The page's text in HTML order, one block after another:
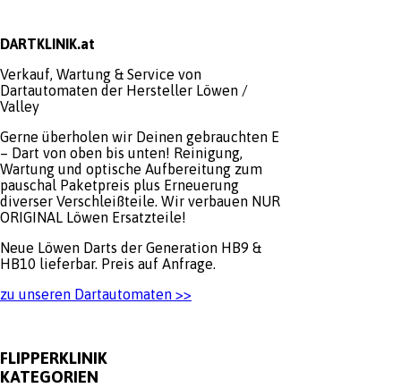
DARTKLINIK.at
Verkauf, Wartung & Service von
Dartautomaten der Hersteller Löwen /
Valley
Gerne überholen wir Deinen gebrauchten E
– Dart von oben bis unten! Reinigung,
Wartung und optische Aufbereitung zum
pauschal Paketpreis plus Erneuerung
diverser Verschleißteile. Wir verbauen NUR
ORIGINAL Löwen Ersatzteile!
Neue Löwen Darts der Generation HB9 &
HB10 lieferbar. Preis auf Anfrage.
zu unseren Dartautomaten >>
FLIPPERKLINIK
KATEGORIEN